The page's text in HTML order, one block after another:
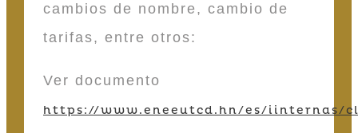
cambios de nombre, cambio de
tarifas, entre otros:
Ver documento
https://www.eneeutcd.hn/es/iinternas/